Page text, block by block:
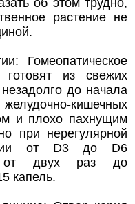
растение не
Гомеопатическое
из свежих
до начала
кишечных
и плохо пахнущим
при нерегулярной
от D3 до D6
от двух раз до
капель.